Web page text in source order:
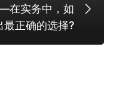
在实务中，如
最正确的选择?